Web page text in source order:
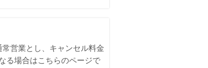
営業とし、キャンセル料金
る場合はこちらのページで